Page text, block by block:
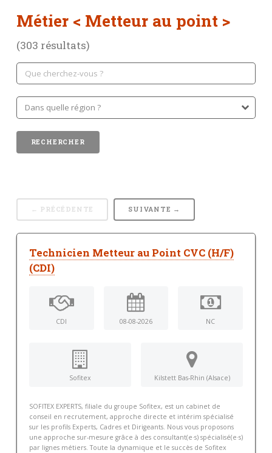
Métier < Metteur au point >
(303 résultats)
← PRÉCÉDENTE SUIVANTE →
Technicien Metteur au Point CVC (H/F)
(CDI)
CDI 08-08-2026 NC
Sofitex Kilstett Bas-Rhin (Alsace)
SOFITEX EXPERTS, filiale du groupe Sofitex, est un cabinet de
conseil en recrutement, approche directe et intérim spécialisé
sur les profils Experts, Cadres et Dirigeants. Nous vous proposons
une approche sur-mesure grâce à des consultant(e·s) spécialisé(e·s)
par lignes métiers. Toute la dynamique et le succès de Sofitex